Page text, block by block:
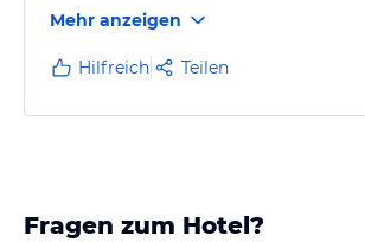
Waschmaschine, Telefon, Sat-TV und
Großer Pool, Tennisplatz, Squash-
Balkonen, schöner Terrasse und
eingebettet in einer schönen,
Mehr anzeigen
Hilfreich Teilen
Fragen zum Hotel?